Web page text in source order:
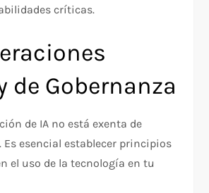
críticas.
de Gobernanza
de IA no está exenta de
Es esencial establecer principios
el uso de la tecnología en tu